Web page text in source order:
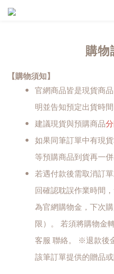
購物
【購物須知】
官網商品皆是現貨商
明並告知預定出貨時間
建議現貨與預購商品
如果同筆訂單中有現
等預購商品到貨再一併
若遇付款後需取消訂
回確認耽誤作業時間
為官網購物金，下次
限）。 若須將購物金
客服 聯絡。 ※退款後
該筆訂單提供的贈品或